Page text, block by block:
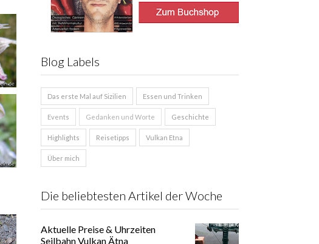
Blog Labels
Das erste Mal auf Sizilien Essen und Trinken
Events Gedanken und Worte Geschichte
Highlights Reisetipps Vulkan Etna
Über mich
Die beliebtesten Artikel der Woche
Aktuelle Preise & Uhrzeiten
Seilbahn Vulkan Ätna